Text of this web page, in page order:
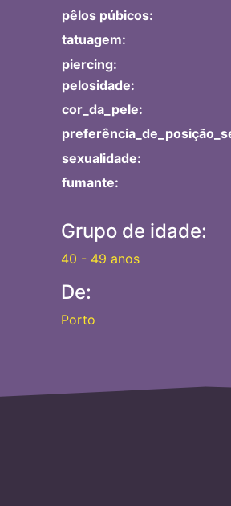
pêlos púbicos:
tatuagem:
piercing:
pelosidade:
cor_da_pele:
sexualidade:
fumante:
Grupo de idade:
40 - 49 anos
De:
Porto